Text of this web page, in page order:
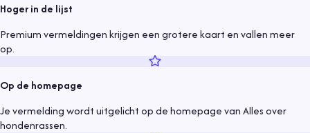
Hoger in de lijst
Premium vermeldingen krijgen een grotere kaart en vallen meer
op.
Op de homepage
Je vermelding wordt uitgelicht op de homepage van Alles over
hondenrassen.